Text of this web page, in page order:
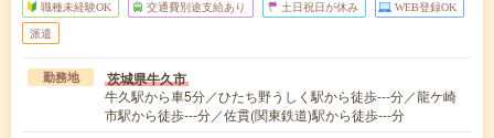
職種未経験OK 交通費別途支給あり 土日祝日が休み WEB登録OK
派遣
勤務地 茨城県牛久市
牛久駅から車5分／ひたち野うしく駅から徒歩---分／龍ケ崎
市駅から徒歩---分／佐貫(関東鉄道)駅から徒歩---分